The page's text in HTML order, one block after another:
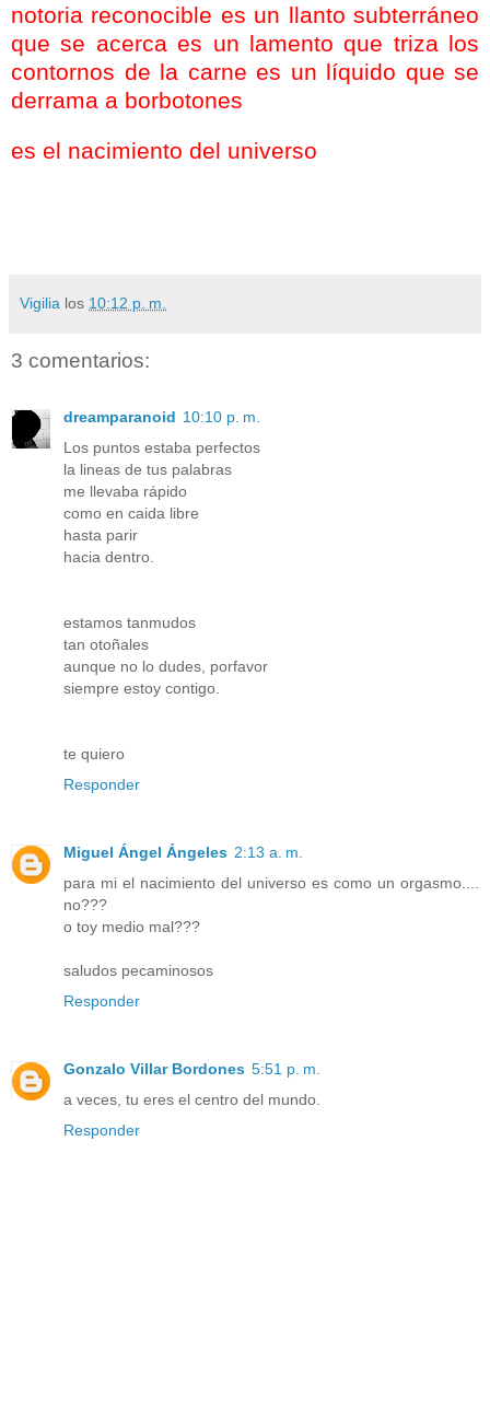
notoria reconocible es un llanto subterráneo
que se acerca es un lamento que triza los
contornos de la carne es un líquido que se
derrama a borbotones
es el nacimiento del universo
Vigilia los 10:12 p. m.
3 comentarios:
dreamparanoid 10:10 p. m.
Los puntos estaba perfectos
la lineas de tus palabras
me llevaba rápido
como en caida libre
hasta parir
hacia dentro.
estamos tanmudos
tan otoñales
aunque no lo dudes, porfavor
siempre estoy contigo.
te quiero
Responder
Miguel Ángel Ángeles 2:13 a. m.
para mi el nacimiento del universo es como un orgasmo....
no???
o toy medio mal???
saludos pecaminosos
Responder
Gonzalo Villar Bordones 5:51 p. m.
a veces, tu eres el centro del mundo.
Responder